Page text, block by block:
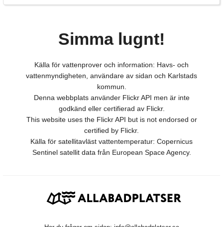
Simma lugnt!
Källa för vattenprover och information: Havs- och
vattenmyndigheten, användare av sidan och Karlstads
kommun.
Denna webbplats använder Flickr API men är inte
godkänd eller certifierad av Flickr.
This website uses the Flickr API but is not endorsed or
certified by Flickr.
Källa för satellitavläst vattentemperatur: Copernicus
Sentinel satellit data från European Space Agency.